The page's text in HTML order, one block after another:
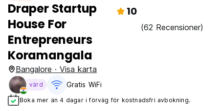
Draper Startup
House For
Entrepreneurs
Koramangala
10
(62 Recensioner)
Bangalore · Visa karta
värd Gratis WiFi
Boka mer än 4 dagar i förväg för kostnadsfri avbokning.